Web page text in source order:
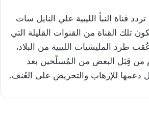
قناة النبأ الليبية علي النايل سات
بكون تلك القناة من القنوات القليلة التي
طرد المليشيات الليبية من البلاد،
من قِبَل البعض من المُسلّحين بعد
دعمها للإرهاب والتحريض على العُنف.